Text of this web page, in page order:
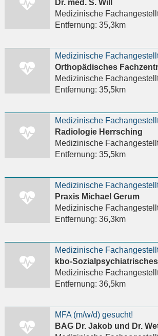
Dr. med. S. Will
Medizinische
Entfernung: 35,3km
Orthopädisches
Medizinische
Entfernung: 35,5km
Radiologie Herrsching
Medizinische
Entfernung: 35,5km
Medizinische
Praxis Michael Gerum
Medizinische
Entfernung: 36,3km
Medizinische
Entfernung: 36,5km
MFA (m/w/d) gesucht!
BAG Dr. Jakob und Dr.